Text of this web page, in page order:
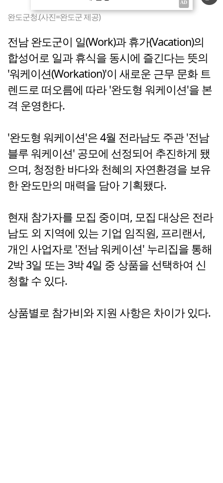
완도군청.(사진=완도군 제공)
전남 완도군이 일(Work)과 휴가(Vacation)의
합성어로 일과 휴식을 동시에 즐긴다는 뜻의
'워케이션(Workation)'이 새로운 근무 문화 트
렌드로 떠오름에 따라 '완도형 워케이션'을 본
격 운영한다.
'완도형 워케이션'은 4월 전라남도 주관 '전남
블루 워케이션' 공모에 선정되어 추진하게 됐
으며, 청정한 바다와 천혜의 자연환경을 보유
한 완도만의 매력을 담아 기획됐다.
현재 참가자를 모집 중이며, 모집 대상은 전라
남도 외 지역에 있는 기업 임직원, 프리랜서,
개인 사업자로 '전남 워케이션' 누리집을 통해
2박 3일 또는 3박 4일 중 상품을 선택하여 신
청할 수 있다.
상품별로 참가비와 지원 사항은 차이가 있다.